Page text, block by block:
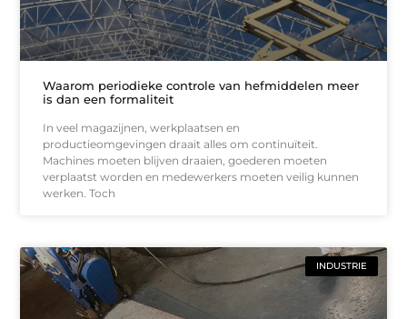
Waarom periodieke controle van hefmiddelen meer
is dan een formaliteit
In veel magazijnen, werkplaatsen en
productieomgevingen draait alles om continuïteit.
Machines moeten blijven draaien, goederen moeten
verplaatst worden en medewerkers moeten veilig kunnen
werken. Toch
INDUSTRIE